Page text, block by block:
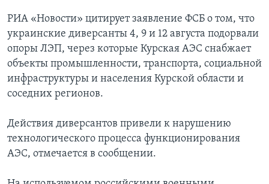
РИА «Новости» цитирует заявление ФСБ о том, что
украинские диверсанты 4, 9 и 12 августа подорвали
опоры ЛЭП, через которые Курская АЭС снабжает
объекты промышленности, транспорта, социальной
инфраструктуры и населения Курской области и
соседних регионов.
Действия диверсантов привели к нарушению
технологического процесса функционирования
АЭС, отмечается в сообщении.